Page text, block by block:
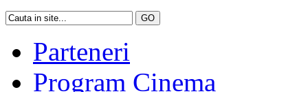
Parteneri
Program Cinema